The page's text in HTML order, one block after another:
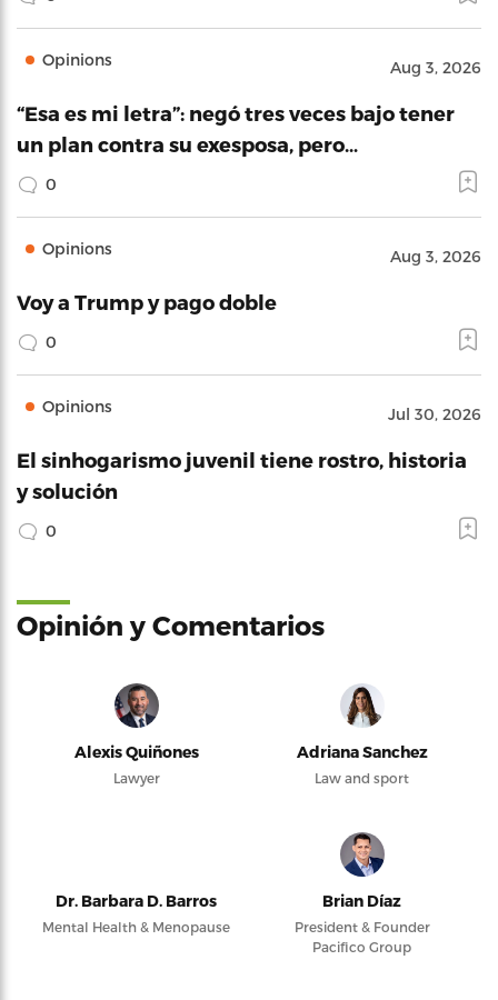
Opinions Aug 3, 2026
“Esa es mi letra”: negó tres veces bajo tener
un plan contra su exesposa, pero…
0
Opinions Aug 3, 2026
Voy a Trump y pago doble
0
Opinions Jul 30, 2026
El sinhogarismo juvenil tiene rostro, historia
y solución
0
Opinión y Comentarios
Alexis Quiñones
Lawyer
Adriana Sanchez
Law and sport
Dr. Barbara D. Barros
Mental Health & Menopause
Brian Díaz
President & Founder
Pacifico Group